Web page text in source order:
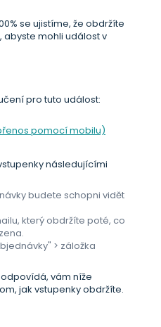
se ujistíme, že obdržíte
abyste mohli událost v
pro tuto událost:
pomocí mobilu)
následujícími
budete schopni vidět
který obdržíte poté, co
> záložka
vám níže
jak vstupenky obdržíte.